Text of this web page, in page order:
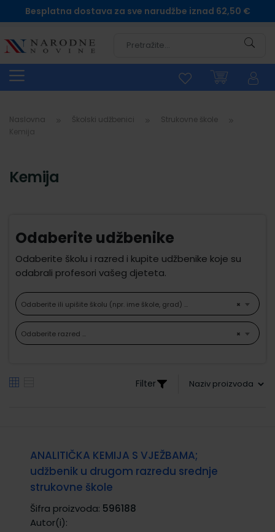
Besplatna dostava za sve narudžbe iznad 62,50 €
Naslovna Školski udžbenici
Strukovne škole
Kemija
Odaberite udžbenike
Odaberite školu i razred i kupite udžbenike koje su
odabrali profesori vašeg djeteta.
×
Odaberite ili upišite školu (npr. ime škole, grad) ...
×
Odaberite razred ...
Filter
ANALITIČKA KEMIJA S VJEŽBAMA;
udžbenik u drugom razredu srednje
strukovne škole
Šifra proizvoda: 596188
Autor(i):